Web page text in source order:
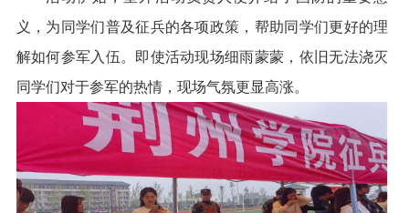
义，为同学们普及征兵的各项政策，帮助同学们更好的理
解如何参军入伍。即使活动现场细雨蒙蒙，依旧无法浇灭
同学们对于参军的热情，现场气氛更显高涨。